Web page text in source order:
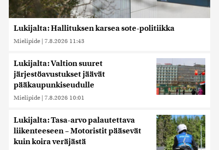
Lukijalta: Hallituksen karsea sote-politiikka
Mielipide | 7.8.2026 11:43
Lukijalta: Valtion suuret
järjestöavustukset jäävät
pääkaupunkiseudulle
Mielipide | 7.8.2026 10:01
Lukijalta: Tasa-arvo palautettava
liikenteeseen – Motoristit pääsevät
kuin koira veräjästä